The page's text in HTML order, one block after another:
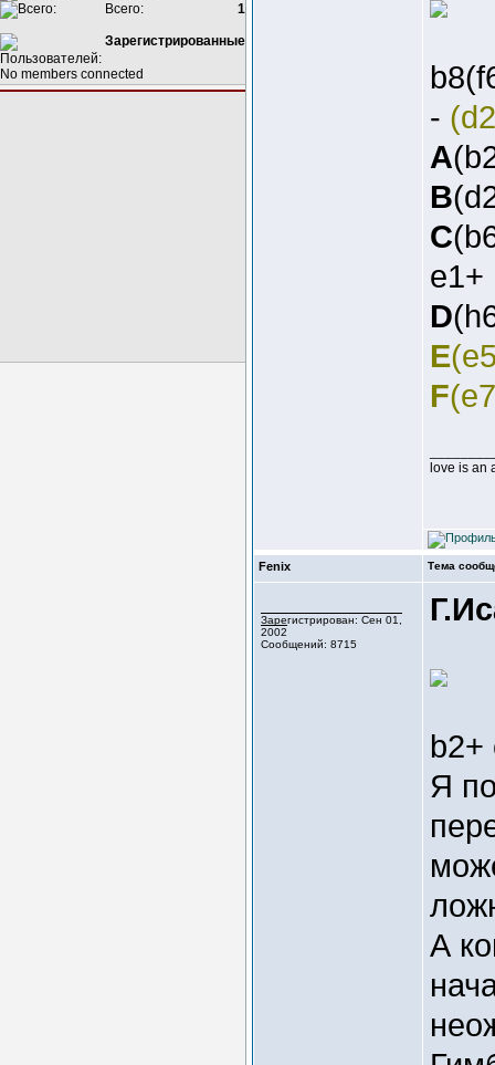
Всего:
1
Зарегистрированные
No members connected
-
A
B
C
e1+
D
E
F
love is an
Fenix Тема
Зарегистрирован: Сен 01,
2002
Сообщений: 8715
b2+
Я
А